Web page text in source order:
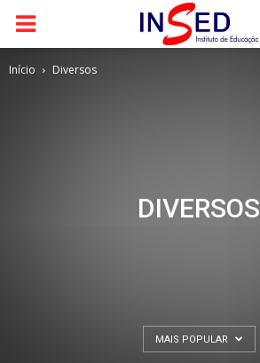
Início Diversos
DIVERSOS
MAIS POPULAR